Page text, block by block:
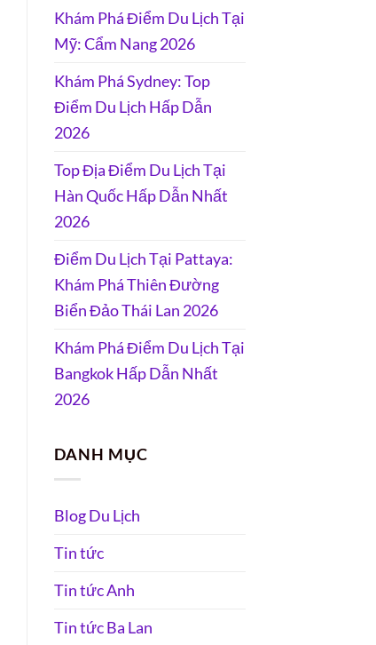
Khám Phá Điểm Du Lịch Tại
Mỹ: Cẩm Nang 2026
Khám Phá Sydney: Top
Điểm Du Lịch Hấp Dẫn
2026
Top Địa Điểm Du Lịch Tại
Hàn Quốc Hấp Dẫn Nhất
2026
Điểm Du Lịch Tại Pattaya:
Khám Phá Thiên Đường
Biển Đảo Thái Lan 2026
Khám Phá Điểm Du Lịch Tại
Bangkok Hấp Dẫn Nhất
2026
DANH MỤC
Blog Du Lịch
Tin tức
Tin tức Anh
Tin tức Ba Lan